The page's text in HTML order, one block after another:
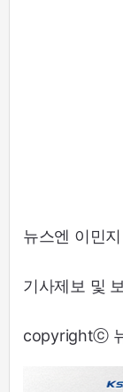
뉴스엔 이민
기사제보 및
copyrightⓒ